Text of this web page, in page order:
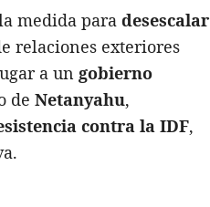
medida para desescalar
relaciones exteriores
a un gobierno
de Netanyahu,
contra la IDF,